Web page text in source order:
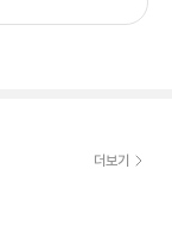
더보기